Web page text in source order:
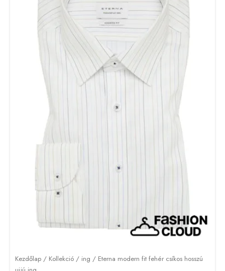
Kezdőlap / Kollekció / ing / Eterna modern fit fehér csíkos hosszú